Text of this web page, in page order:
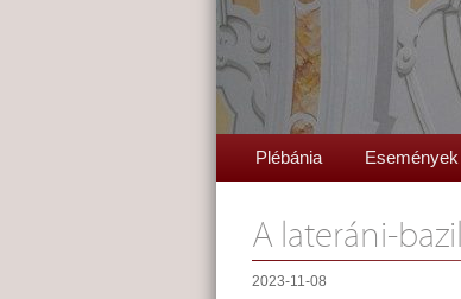
Plébánia Események
A lateráni-
2023-11-08